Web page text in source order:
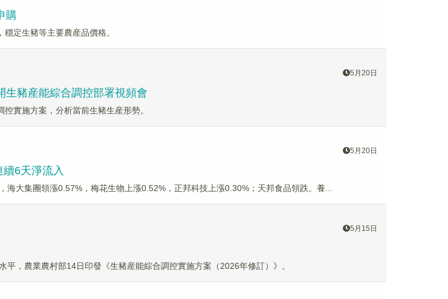
購
定生豬等主要農産品價格。
5月20日
生豬産能綜合調控部署視頻會
實施方案，分析當前生豬生産形勢。
5月20日
6天淨流入
大集團領漲0.57%，梅花生物上漲0.52%，正邦科技上漲0.30%；天邦食品領跌。養...
5月15日
，農業農村部14日印發《生豬産能綜合調控實施方案（2026年修訂）》。